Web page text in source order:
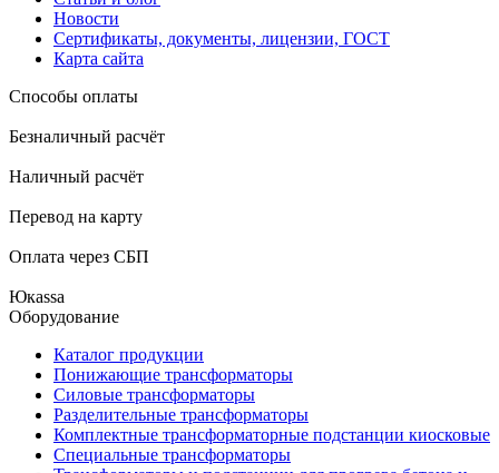
Новости
Сертификаты, документы, лицензии, ГОСТ
Карта сайта
Способы оплаты
Безналичный расчёт
Наличный расчёт
Перевод на карту
Оплата через СБП
Юкаssа
Оборудование
Каталог продукции
Понижающие трансформаторы
Силовые трансформаторы
Разделительные трансформаторы
Комплектные трансформаторные подстанции киосковые
Специальные трансформаторы